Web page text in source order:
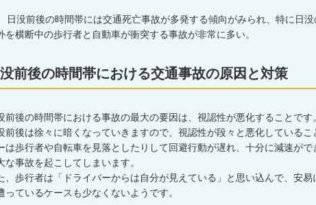
没前後の時間帯には交通死亡事故が多発する傾向がみられ、特に日没
を横断中の歩行者と自動車が衝突する事故が非常に多い。
没前後の時間帯における交通事故の原因と対策
前後の時間帯における事故の最大の要因は、視認性が悪化することです。
前後は徐々に暗くなっていきますので、視認性が段々と悪化している
は歩行者や自転車を見落としたりして回避行動が遅れ、十分に減速が
な事故を起こしてしまいます。
、歩行者は「ドライバーからは自分が見えている」と思い込んで、安
っているケースも少なくないようです。